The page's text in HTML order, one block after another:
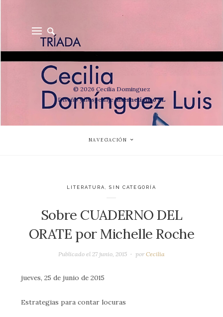
© 2026 Cecilia Dominguez
Diseño y hospedajeInternetisimo SL
NAVEGACIÓN
LITERATURA ,SIN CATEGORÍA
Sobre CUADERNO DEL
ORATE por Michelle Roche
Publicado el 27 junio, 2015 por Cecilia
jueves, 25 de junio de 2015
Estrategias para contar locuras